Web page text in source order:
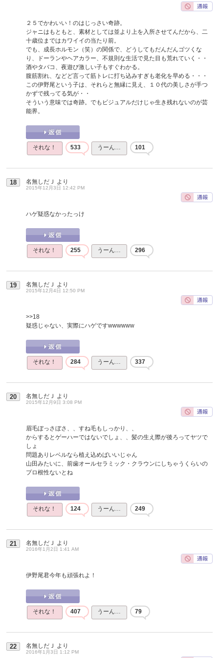
２５でかわいい！のはじっさい奇跡。
ジャニはもともと、素材としては並より上を入所させてんだから、二
十歳位まではカワイイの当たり前。
でも、成長ホルモン（笑）の関係で、どうしてもだんだんゴツくな
り、ドーランやヘアカラー、不規則な生活で見た目も荒れていく・・
酒やタバコ、夜遊び激しい子もすぐわかる。
腹筋割れ、などど言って筋トレに打ち込みすぎも老化を早める・・・
この伊野尾という子は、それらと無縁に見え、１０代の美しさが手つ
かずで残ってる気が・・
そういう意味では奇跡。でもビジュアルだけじゃ生き残れないのが芸
能界。
それな！ 533 うーん… 101
18 名無しだＪ より
2015年12月3日 12:42 PM
ハゲ疑惑なかったっけ
それな！ 255 うーん… 296
19 名無しだＪ より
2015年12月4日 12:50 PM
>>18
疑惑じゃない、実際にハゲですwwwwww
それな！ 284 うーん… 337
20 名無しだＪ より
2015年12月9日 3:08 PM
眉毛ぼっさぼさ、、すね毛もしっかり、、
からするとゲーハーではないでしょ、、髪の生え際が後ろってヤツで
しょ
問題ありレベルなら植え込めばいいじゃん
山田みたいに、前歯オールセラミック・クラウンにしちゃうくらいの
プロ根性ないとね
それな！ 124 うーん… 249
21 名無しだＪ より
2016年1月2日 1:41 AM
伊野尾君今年も頑張れよ！
それな！ 407 うーん… 79
22 名無しだＪ より
2016年1月3日 1:12 PM